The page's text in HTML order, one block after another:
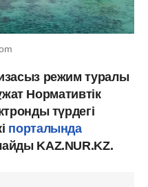
режим туралы
Нормативтік
түрдегі
порталында
KAZ.NUR.KZ.